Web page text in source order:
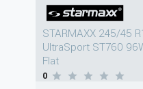
STARMAXX 245/45
UltraSport ST760
Flat
0